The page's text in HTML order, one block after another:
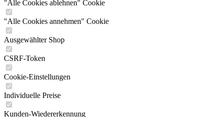
"Alle Cookies ablehnen" Cookie
"Alle Cookies annehmen" Cookie
Ausgewählter Shop
CSRF-Token
Cookie-Einstellungen
Individuelle Preise
Kunden-Wiedererkennung